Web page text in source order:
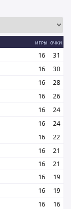
ИГРЫ ОЧКИ
16
31
16
30
16
28
16
26
16
24
16
24
16
22
16
21
16
21
16
19
16
19
16
16